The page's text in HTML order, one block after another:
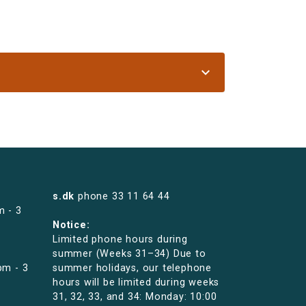
expand_more
- 3
- 3
s.dk phone 33 11 64 44
Notice:
Limited phone hours during
summer (Weeks 31–34) Due to
summer holidays, our telephone
hours will be limited during weeks
31, 32, 33, and 34: Monday: 10:00